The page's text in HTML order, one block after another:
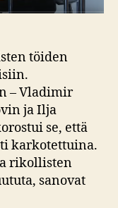
töiden
– Vladimir
ja Ilja
se, että
karkotettuina.
rikollisten
sanovat